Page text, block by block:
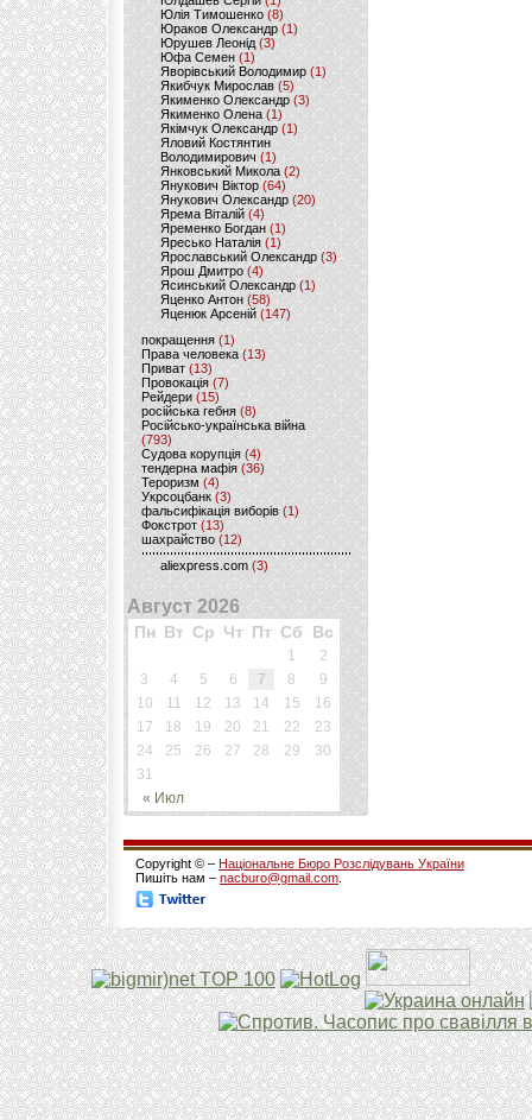
Юлія Тимошенко (8)
Юраков Олександр (1)
Юрушев Леонід (3)
Юфа Семен (1)
Яворівський Володимир (1)
Якибчук Мирослав (5)
Якименко Олександр (3)
Якименко Олена(1)
Якімчук Олександр (1)
Яловий Костянтин
Володимирович (1)
Янковський Микола(2)
Янукович Віктор (64)
Янукович Олександр(20)
Ярема Віталій(4)
Яременко Богдан(1)
Яресько Наталія(1)
Ярославський Олександр (3)
Ярош Дмитро (4)
Ясинський Олександр (1)
Яценко Антон(58)
Яценюк Арсеній (147)
покращення (1)
Права человека(13)
Приват (13)
Провокація (7)
Рейдери (15)
російська гебня (8)
Російсько-українська війна
(793)
Судова корупція (4)
тендерна мафія (36)
Тероризм (4)
Укрсоцбанк (3)
фальсифікація виборів (1)
Фокстрот(13)
шахрайство (12)
aliexpress.com (3)
Август 2026
Пн Вт Ср Чт Пт Сб Вс
« Июл
1
2
3
4 5 6 7 8
9
10
11 12 13 14 15
16
17
18 19 20 21 22
23
24
25 26 27 28 29
30
31
Copyright © – Національне Бюро Розслідувань України
Пишіть нам – nacburo@gmail.com